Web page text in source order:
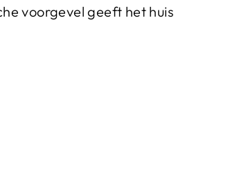
voorgevel geeft het huis